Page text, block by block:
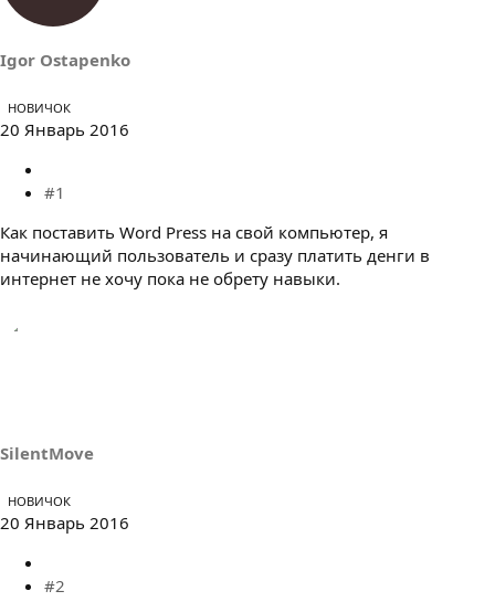
е
ы
Igor Ostapenko
НОВИЧОК
20 Январь 2016
#1
Как поставить Word Press на свой компьютер, я
начинающий пользователь и сразу платить денги в
интернет не хочу пока не обрету навыки.
SilentMove
НОВИЧОК
20 Январь 2016
#2